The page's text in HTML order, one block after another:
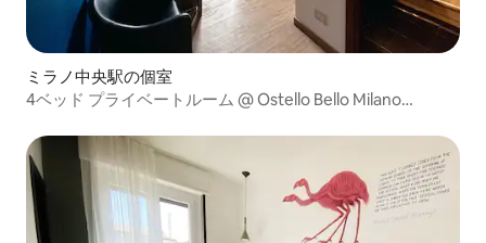
ミラノ中央駅の個室
4ベッド プライベートルーム @ Ostello Bello Milano